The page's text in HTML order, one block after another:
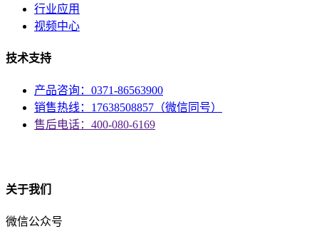
行业应用
视频中心
技术支持
产品咨询：0371-86563900
销售热线：17638508857（微信同号）
售后电话：400-080-6169
关于我们
微信公众号